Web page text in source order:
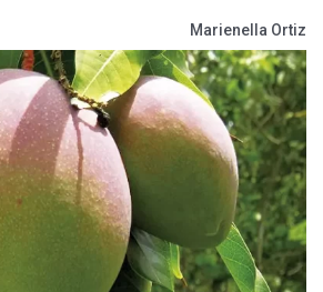
Marienella Ortiz